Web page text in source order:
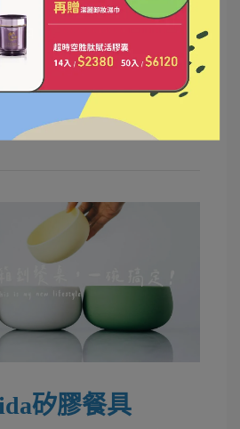
時能更加強訓練抿唇能力，這些訓
寶學會用杯子喝水且水不會從嘴角
熟，只要嬰兒年紀逐漸增加，學會
口水外流，家長如能一步步進行訓
溢的狀況。
矽膠餐具